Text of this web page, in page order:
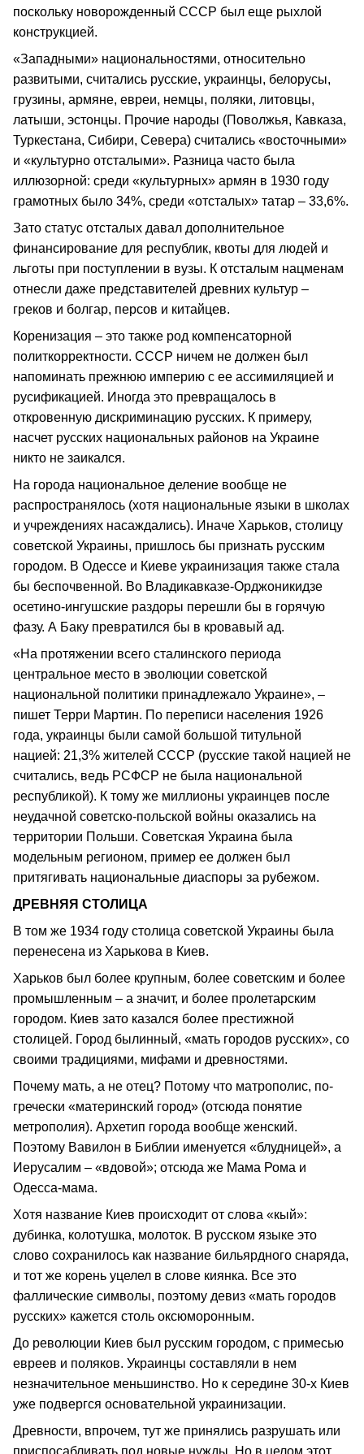
поскольку новорожденный СССР был еще рыхлой
конструкцией.
«Западными» национальностями, относительно
развитыми, считались русские, украинцы, белорусы,
грузины, армяне, евреи, немцы, поляки, литовцы,
латыши, эстонцы. Прочие народы (Поволжья, Кавказа,
Туркестана, Сибири, Севера) считались «восточными»
и «культурно отсталыми». Разница часто была
иллюзорной: среди «культурных» армян в 1930 году
грамотных было 34%, среди «отсталых» татар – 33,6%.
Зато статус отсталых давал дополнительное
финансирование для республик, квоты для людей и
льготы при поступлении в вузы. К отсталым нацменам
отнесли даже представителей древних культур –
греков и болгар, персов и китайцев.
Коренизация – это также род компенсаторной
политкорректности. СССР ничем не должен был
напоминать прежнюю империю с ее ассимиляцией и
русификацией. Иногда это превращалось в
откровенную дискриминацию русских. К примеру,
насчет русских национальных районов на Украине
никто не заикался.
На города национальное деление вообще не
распространялось (хотя национальные языки в школах
и учреждениях насаждались). Иначе Харьков, столицу
советской Украины, пришлось бы признать русским
городом. В Одессе и Киеве украинизация также стала
бы беспочвенной. Во Владикавказе-Орджоникидзе
осетино-ингушские раздоры перешли бы в горячую
фазу. А Баку превратился бы в кровавый ад.
«На протяжении всего сталинского периода
центральное место в эволюции советской
национальной политики принадлежало Украине», –
пишет Терри Мартин. По переписи населения 1926
года, украинцы были самой большой титульной
нацией: 21,3% жителей СССР (русские такой нацией не
считались, ведь РСФСР не была национальной
республикой). К тому же миллионы украинцев после
неудачной советско-польской войны оказались на
территории Польши. Советская Украина была
модельным регионом, пример ее должен был
притягивать национальные диаспоры за рубежом.
ДРЕВНЯЯ СТОЛИЦА
В том же 1934 году столица советской Украины была
перенесена из Харькова в Киев.
Харьков был более крупным, более советским и более
промышленным – а значит, и более пролетарским
городом. Киев зато казался более престижной
столицей. Город былинный, «мать городов русских», со
своими традициями, мифами и древностями.
Почему мать, а не отец? Потому что матрополис, по-
гречески «материнский город» (отсюда понятие
метрополия). Архетип города вообще женский.
Поэтому Вавилон в Библии именуется «блудницей», а
Иерусалим – «вдовой»; отсюда же Мама Рома и
Одесса-мама.
Хотя название Киев происходит от слова «кый»:
дубинка, колотушка, молоток. В русском языке это
слово сохранилось как название бильярдного снаряда,
и тот же корень уцелел в слове киянка. Все это
фаллические символы, поэтому девиз «мать городов
русских» кажется столь оксюморонным.
До революции Киев был русским городом, с примесью
евреев и поляков. Украинцы составляли в нем
незначительное меньшинство. Но к середине 30-х Киев
уже подвергся основательной украинизации.
Древности, впрочем, тут же принялись разрушать или